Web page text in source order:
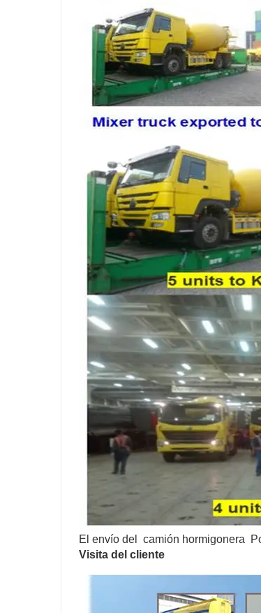
El envío del camión hormigonera
Visita del cliente